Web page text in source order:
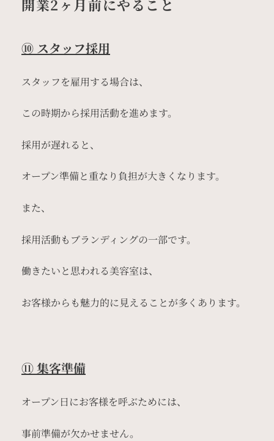
開業2ヶ月前にやること
⑩ スタッフ採用
スタッフを雇用する場合は、
この時期から採用活動を進めます。
採用が遅れると、
オープン準備と重なり負担が大きくなります。
また、
採用活動もブランディングの一部です。
働きたいと思われる美容室は、
お客様からも魅力的に見えることが多くあります。
⑪ 集客準備
オープン日にお客様を呼ぶためには、
事前準備が欠かせません。